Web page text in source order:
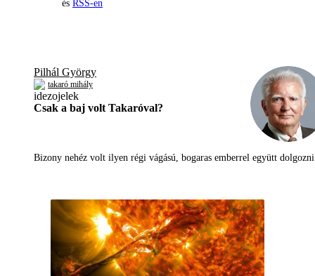
és RSS-en
Pilhál György
takaró mihály
Csak a baj volt Takaróval?
Bizony nehéz volt ilyen régi vágású, bogaras emberrel együtt